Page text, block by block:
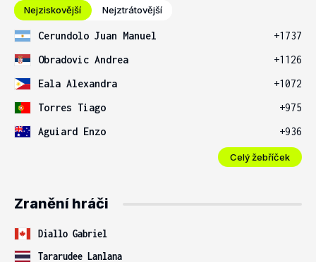
Nejziskovější Nejztrátovější
Cerundolo Juan Manuel
+1737
Obradovic Andrea
+1126
Eala Alexandra
+1072
Torres Tiago
+975
Aguiard Enzo
+936
Celý žebříček
Zranění hráči
Diallo Gabriel
Tararudee Lanlana